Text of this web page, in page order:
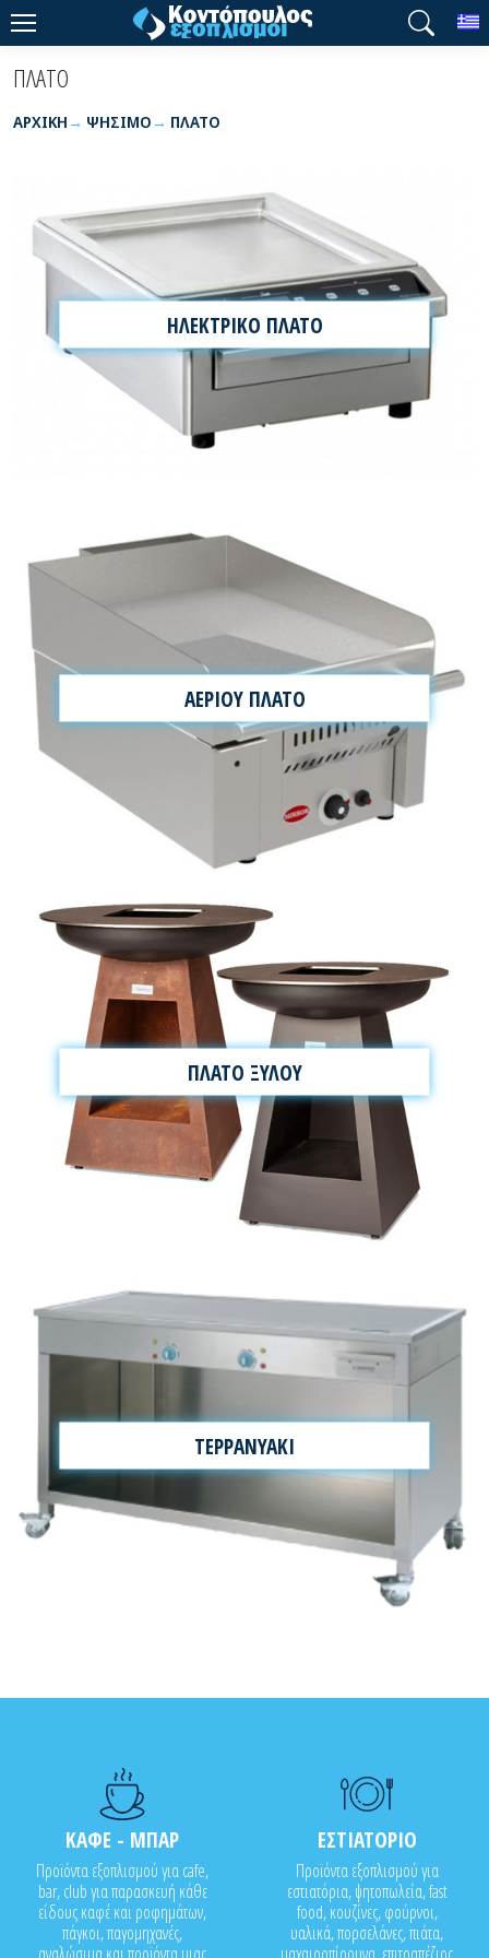
ΠΛΑΤΟ
ΑΡΧΙΚΉ ΨΗΣΙΜΟ ΠΛΑΤΟ
ΗΛΕΚΤΡΙΚΟ ΠΛΑΤΟ
ΑΕΡΙΟΥ ΠΛΑΤΟ
ΠΛΑΤΟ ΞΥΛΟΥ
TEPPANYAKI
ΚΑΦΕ - ΜΠΑΡ
Προϊόντα εξοπλισμού για cafe,
bar, club για παρασκευή κάθε
είδους καφέ και ροφημάτων,
πάγκοι, παγομηχανές,
ΕΣΤΙΑΤΟΡΙΟ
Προϊόντα εξοπλισμού για
εστιατόρια, ψητοπωλεία, fast
food, κουζίνες, φούρνοι,
υαλικά, πορσελάνες, πιάτα,